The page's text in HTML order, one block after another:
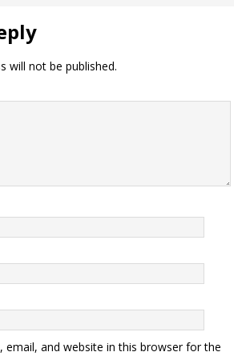
will not be published.
email, and website in this browser for the